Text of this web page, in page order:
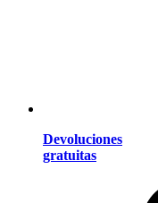
Devoluciones
gratuitas